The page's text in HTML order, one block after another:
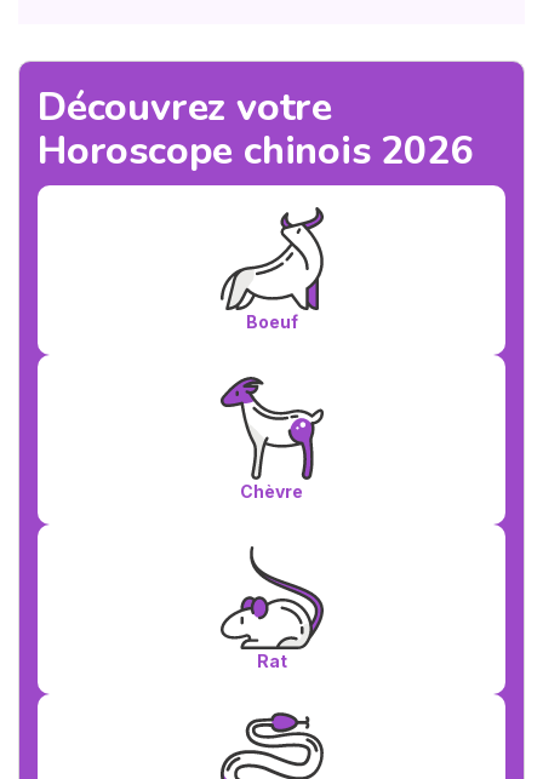
Découvrez votre
Horoscope chinois 2026
Boeuf
Chèvre
Rat